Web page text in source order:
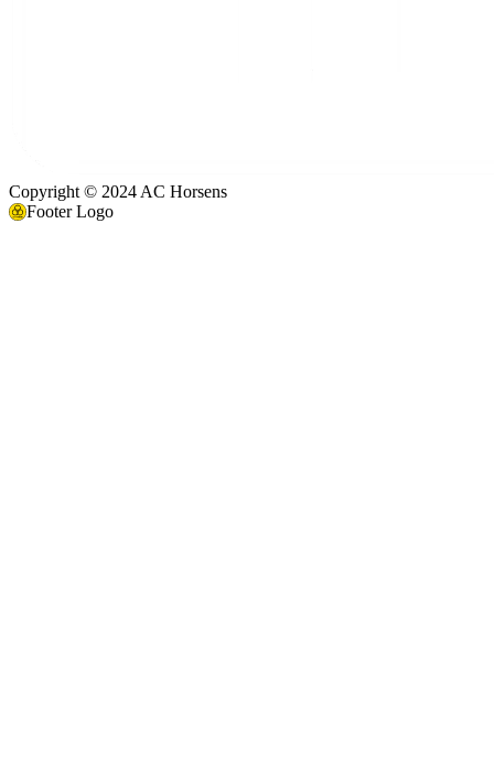
Copyright © 2024 AC Horsens
Footer Logo